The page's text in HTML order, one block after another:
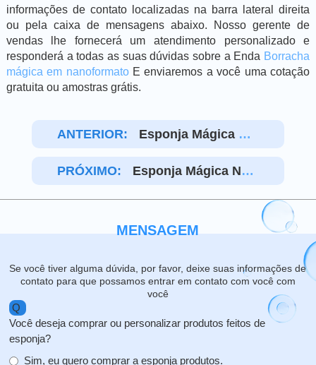
informações de contato localizadas na barra lateral direita
ou pela caixa de mensagens abaixo. Nosso gerente de
vendas lhe fornecerá um atendimento personalizado e
responderá a todas as suas dúvidas sobre a Enda Borracha
mágica em nanoformato E enviaremos a você uma cotação
gratuita ou amostras grátis.
ANTERIOR:
Esponja Mágica Par
A Limpeza Em Massa:
Fornecedor De Espo
Njas De Melamina Na
China
PRÓXIMO:
Esponja Mágica Nan
O
MENSAGEM
Se você tiver alguma dúvida, por favor, deixe suas informações de
contato para que possamos entrar em contato com você com
você
Q
Você deseja comprar ou personalizar produtos feitos de
esponja?
Sim, eu quero comprar a esponja produtos.